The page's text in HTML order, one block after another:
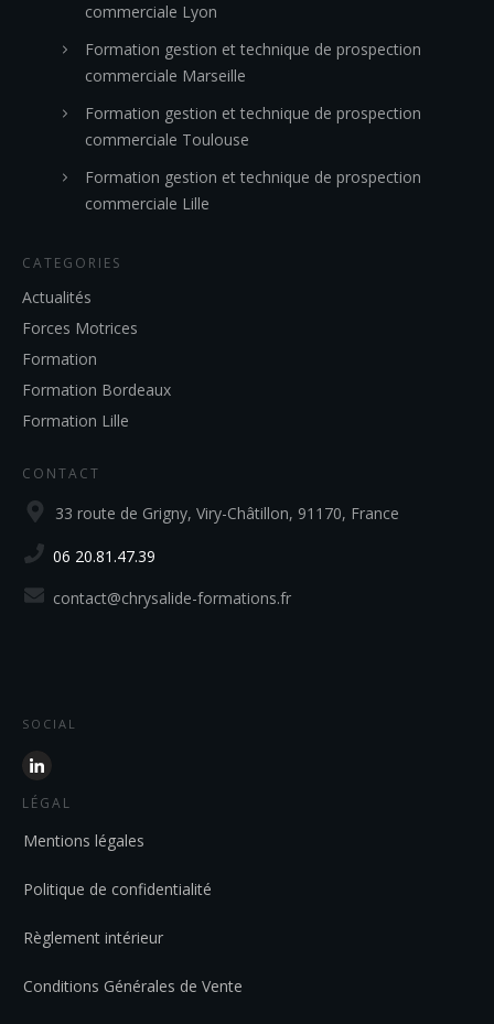
commerciale Lyon
Formation gestion et technique de prospection
commerciale Marseille
Formation gestion et technique de prospection
commerciale Toulouse
Formation gestion et technique de prospection
commerciale Lille
CATEGORIES
Actualités
Forces Motrices
Formation
Formation Bordeaux
Formation Lille
CONTACT
33 route de Grigny, Viry-Châtillon, 91170, France
06 20.81.47.39
contact@chrysalide-formations.fr
SOCIAL
LÉGAL
Mentions légales
Politique de confidentialité
Règlement intérieur
Conditions Générales de Vente